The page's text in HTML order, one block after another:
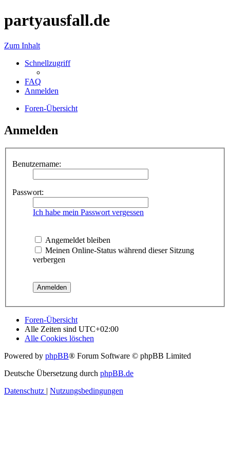
partyausfall.de
Zum Inhalt
Schnellzugriff
FAQ
Anmelden
Foren-Übersicht
Anmelden
Benutzername:
Passwort:
Ich habe mein Passwort vergessen
Angemeldet bleiben
Meinen Online-Status während dieser Sitzung
verbergen
Foren-Übersicht
Alle Zeiten sind UTC+02:00
Alle Cookies löschen
Powered by phpBB® Forum Software © phpBB Limited
Deutsche Übersetzung durch phpBB.de
Datenschutz | Nutzungsbedingungen